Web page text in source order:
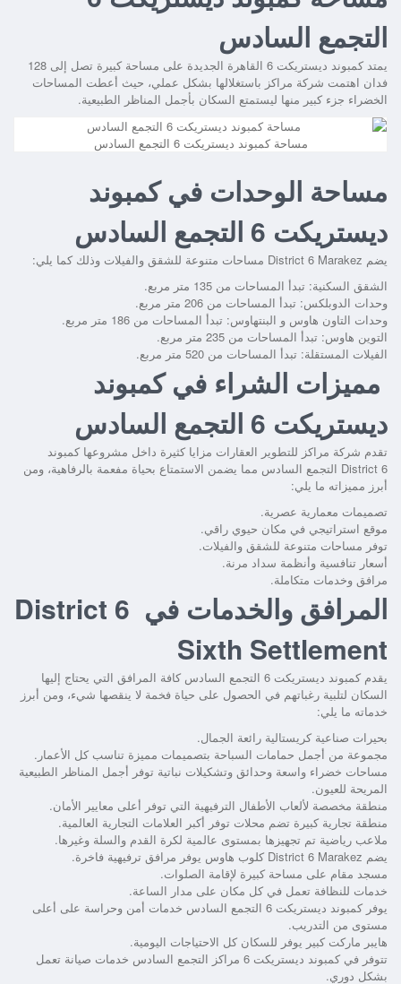
التجمع السادس
يمتد كمبوند ديستريكت 6 القاهرة الجديدة
على مساحة كبيرة تصل إلى 128
فدان اهتمت شركة مراكز باستغلالها بشكل عملي، حيث أعطت المساحات
الخضراء جزء كبير منها ليستمتع السكان بأجمل المناظر الطبيعية.
مساحة كمبوند ديستريكت 6 التجمع السادس
مساحة الوحدات في كمبوند
ديستريكت 6 التجمع السادس
يضم District 6 Marakez مساحات متنوعة للشقق والفيلات وذلك كما يلي:
الشقق السكنية: تبدأ المساحات من 135 متر مربع.
وحدات الدوبلكس: تبدأ المساحات من 206 متر مربع.
وحدات التاون هاوس و البنتهاوس: تبدأ المساحات من 186 متر مربع.
التوين هاوس: تبدأ المساحات من 235 متر مربع.
الفيلات المستقلة: تبدأ المساحات من 520 متر مربع.
مميزات الشراء في كمبوند
ديستريكت 6 التجمع السادس
تقدم شركة مراكز للتطوير العقارات مزايا كثيرة داخل مشروعها كمبوند
District 6 التجمع السادس
مما يضمن الاستمتاع بحياة مفعمة بالرفاهية، ومن
أبرز مميزاته ما يلي:
تصميمات معمارية عصرية.
موقع استراتيجي في مكان حيوي راقي.
توفر مساحات متنوعة للشقق والفيلات.
أسعار تنافسية وأنظمة سداد مرنة.
مرافق وخدمات متكاملة.
المرافق والخدمات في District 6
Sixth Settlement
يقدم كمبوند ديستريكت 6 التجمع السادس
كافة المرافق التي يحتاج إليها
السكان لتلبية رغباتهم في الحصول على حياة فخمة لا ينقصها شيء، ومن أبرز
خدماته ما يلي:
بحيرات صناعية كريستالية رائعة الجمال.
مجموعة من أجمل حمامات السباحة بتصميمات مميزة تناسب كل الأعمار.
مساحات خضراء واسعة وحدائق وتشكيلات نباتية توفر أجمل المناظر الطبيعية
المريحة للعيون.
منطقة مخصصة لألعاب الأطفال الترفيهية التي توفر أعلى معايير الأمان.
منطقة تجارية كبيرة تضم محلات توفر أكبر العلامات التجارية العالمية.
ملاعب رياضية تم تجهيزها بمستوى عالمية لكرة القدم والسلة وغيرها.
يضم District 6 Marakez كلوب هاوس يوفر مرافق ترفيهية فاخرة.
مسجد مقام على مساحة كبيرة لإقامة الصلوات.
خدمات للنظافة تعمل في كل مكان على مدار الساعة.
يوفر كمبوند ديستريكت 6 التجمع السادس
خدمات أمن وحراسة على أعلى
مستوى من التدريب.
هايبر ماركت كبير يوفر للسكان كل الاحتياجات اليومية.
تتوفر في كمبوند ديستريكت 6 مراكز التجمع السادس
خدمات صيانة تعمل
بشكل دوري.